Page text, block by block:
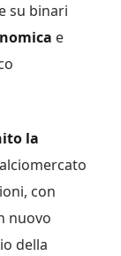
su binari
e
la
con
nuovo
della